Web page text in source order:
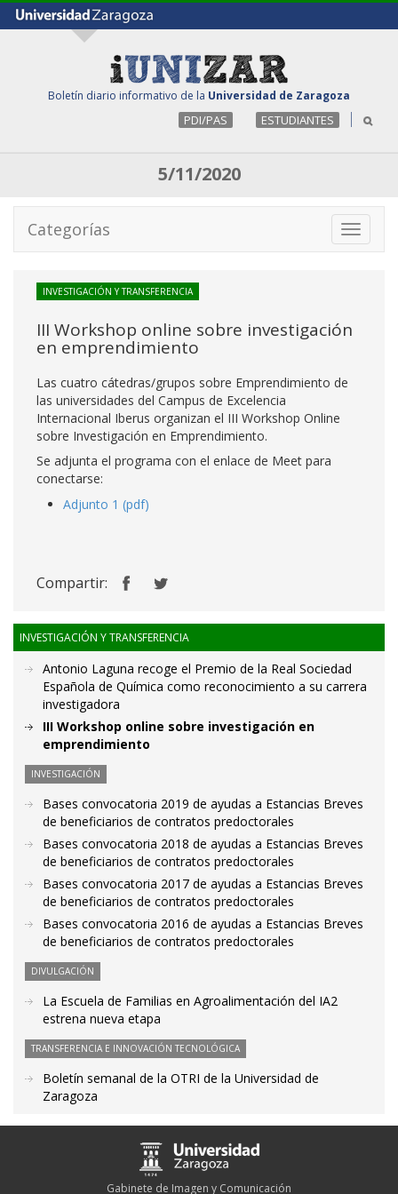
Boletín diario informativo de la Universidad de Zaragoza
PDI/PAS ESTUDIANTES
5/11/2020
Toggle
Categorías
INVESTIGACIÓN Y TRANSFERENCIA
III Workshop online sobre investigación
en emprendimiento
Las cuatro cátedras/grupos sobre Emprendimiento de
las universidades del Campus de Excelencia
Internacional Iberus organizan el III Workshop Online
sobre Investigación en Emprendimiento.
Se adjunta el programa con el enlace de Meet para
conectarse:
Adjunto 1 (pdf)
Compartir:
INVESTIGACIÓN Y TRANSFERENCIA
Antonio Laguna recoge el Premio de la Real Sociedad
Española de Química como reconocimiento a su carrera
investigadora
III Workshop online sobre investigación en
emprendimiento
INVESTIGACIÓN
Bases convocatoria 2019 de ayudas a Estancias Breves
de beneficiarios de contratos predoctorales
Bases convocatoria 2018 de ayudas a Estancias Breves
de beneficiarios de contratos predoctorales
Bases convocatoria 2017 de ayudas a Estancias Breves
de beneficiarios de contratos predoctorales
Bases convocatoria 2016 de ayudas a Estancias Breves
de beneficiarios de contratos predoctorales
DIVULGACIÓN
La Escuela de Familias en Agroalimentación del IA2
estrena nueva etapa
TRANSFERENCIA E INNOVACIÓN TECNOLÓGICA
Boletín semanal de la OTRI de la Universidad de
Zaragoza
Gabinete de Imagen y Comunicación